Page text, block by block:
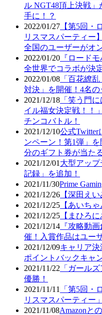
ル NGT48頂上決戦
手に！？
2022/01/27 【第5回・
リスマスパーティー
全国のユーザーがオ
2022/01/20 『ロード
全世界でコラボが決
2022/01/08 「百花繚
対決」を開催！4名の
2021/12/18 「笑う門
イル福女決定戦！！
チンコバトル！
2021/12/10公式Twitter
ンペーン！第1弾」
分のギフト券が当た
2021/12/01 大型アッ
記録」を追加！
2021/11/30Prime
2021/12/26 【深田え
2021/12/25 【あいち
2021/12/25 【まひろ
2021/12/14 『攻略動
催！入賞作品はユー
2021/12/09キャリア
ポイントバックキャ
2021/11/22 「ガール
優勝！
2021/11/11
「第5回・
リスマスパーティー
2021/11/08Amazonと